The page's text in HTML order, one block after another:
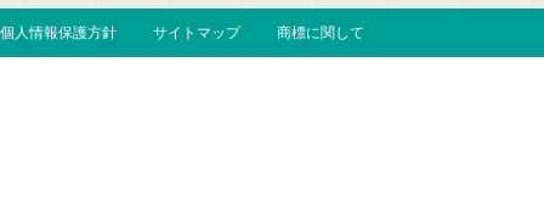
個人情報保護方針 サイトマップ 商標に関して